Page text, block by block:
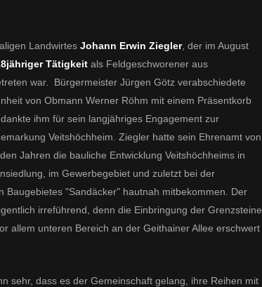
Landwirtes Johann Erwin Ziegler, der im August
Tätigkeit als Feldgeschworener aus
war. Bürgermeister Jürgen Götz verabschiedete
von Obmann Werner Röhm mit einem Präsentkorb
ihm für sein langjähriges Engagement zur
Veitshöchheim. Ziegler hatte sein Ehrenamt von
Jahren die bauliche Entwicklung Veitshöchheims in
im Gewerbegebiet und zuletzt bei der
Baugebietes "Sandäcker" hautnah mitbekommen. Der
irreführend, denn die Einbringung der Grenzsteine
allem unteren Bereich an der Geithainer Allee erschwert
sehr, dass es der Gemeinschaft gelang, ihre Reihen mit